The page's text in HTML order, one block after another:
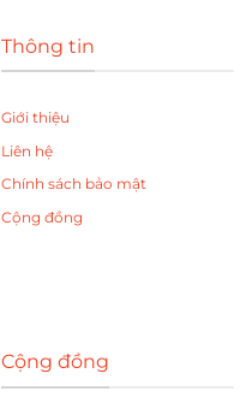
Thông tin
Giới thiệu
Liên hệ
Chính sách bảo mật
Cộng đồng
Cộng đồng